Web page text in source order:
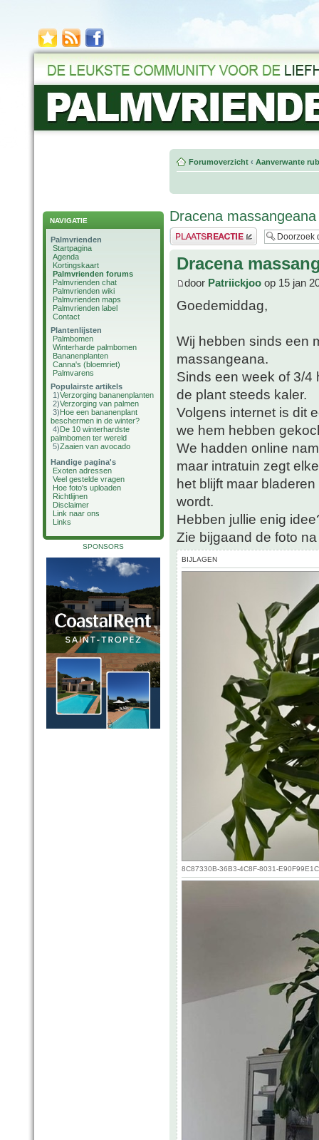
NAVIGATIE
Palmvrienden
Startpagina
Agenda
Kortingskaart
Palmvrienden forums
Palmvrienden chat
Palmvrienden wiki
Palmvrienden maps
Palmvrienden label
Contact
Plantenlijsten
Palmbomen
Winterharde palmbomen
Bananenplanten
Canna's (bloemriet)
Palmvarens
Populairste artikels
1)Verzorging bananenplanten
2)Verzorging van palmen
3)Hoe een bananenplant
beschermen in de winter?
4)De 10 winterhardste
palmbomen ter wereld
5)Zaaien van avocado
Handige pagina's
Exoten adressen
Veel gestelde vragen
Hoe foto's uploaden
Richtlijnen
Disclaimer
Link naar ons
Links
SPONSORS
Forumoverzicht ‹ Aanverwante
Dracena massangeana
Plaats een reactie
Dracena
door Patriickjoo op 15 jan
Goedemiddag,
Wij hebben sinds een
massangeana.
Sinds een week of 3/4
de plant steeds kaler.
Volgens internet is dit
we hem hebben
We hadden online
maar intratuin zegt
het blijft maar
wordt.
Hebben jullie enig
Zie bijgaand de foto
BIJLAGEN
8C87330B-36B3-4C8F-8031-